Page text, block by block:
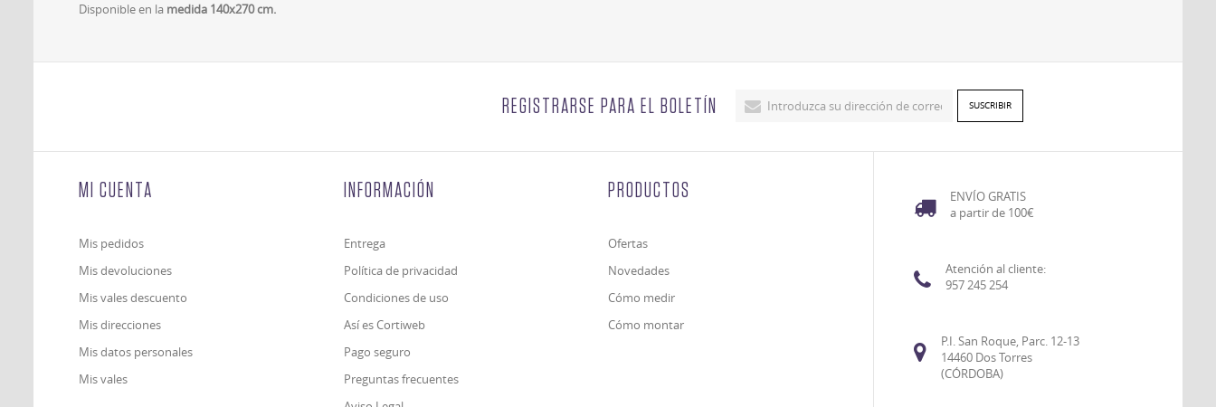
Disponible en la medida 140x270 cm.
REGISTRARSE PARA EL BOLETÍN
MI CUENTA
Mis pedidos
Mis devoluciones
Mis vales descuento
Mis direcciones
Mis datos personales
Mis vales
INFORMACIÓN
Entrega
Política de privacidad
Condiciones de uso
Así es Cortiweb
Pago seguro
Preguntas frecuentes
PRODUCTOS
Ofertas
Novedades
Cómo medir
Cómo montar
ENVÍO GRATIS
a partir de 100€
Atención al cliente:
957 245 254
P.I. San Roque, Parc. 12-13
14460 Dos Torres
(CÓRDOBA)